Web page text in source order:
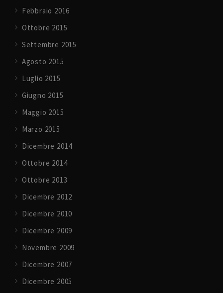
Febbraio 2016
Ottobre 2015
Settembre 2015
Agosto 2015
Luglio 2015
Giugno 2015
Maggio 2015
Marzo 2015
Dicembre 2014
Ottobre 2014
Ottobre 2013
Dicembre 2012
Dicembre 2010
Dicembre 2009
Novembre 2009
Dicembre 2007
Dicembre 2005